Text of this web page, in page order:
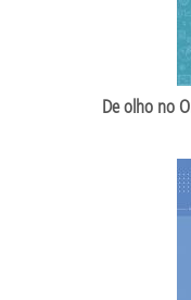
De olho no